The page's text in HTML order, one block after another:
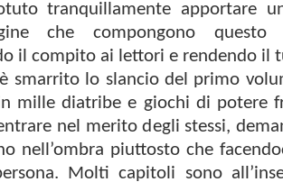
tranquillamente apportare
che compongono questo
il compito ai lettori e rendendo il
smarrito lo slancio del primo
mille diatribe e giochi di potere
nel merito degli stessi,
nell’ombra piuttosto che
Molti capitoli sono